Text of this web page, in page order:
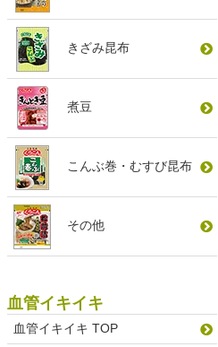
きざみ昆布
煮豆
こんぶ巻 ・ むすび昆布
その他
血管イキイキ
血管イキイキ TOP